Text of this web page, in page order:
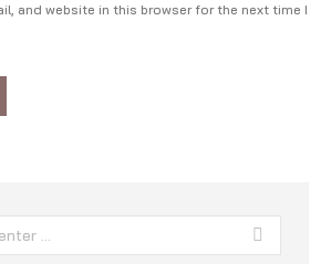
and website in this browser for the next time I